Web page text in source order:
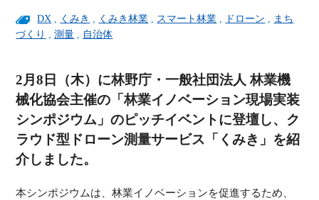
DX , くみき , くみき林業 , スマート林業 , ドローン , まち
づくり ,測量 , 自治体
2月8日（木）に林野庁・一般社団法人 林業機
械化協会主催の「林業イノベーション現場実装
シンポジウム」のピッチイベントに登壇し、ク
ラウド型ドローン測量サービス「くみき」を紹
介しました。
本シンポジウムは、林業イノベーションを促進するため、